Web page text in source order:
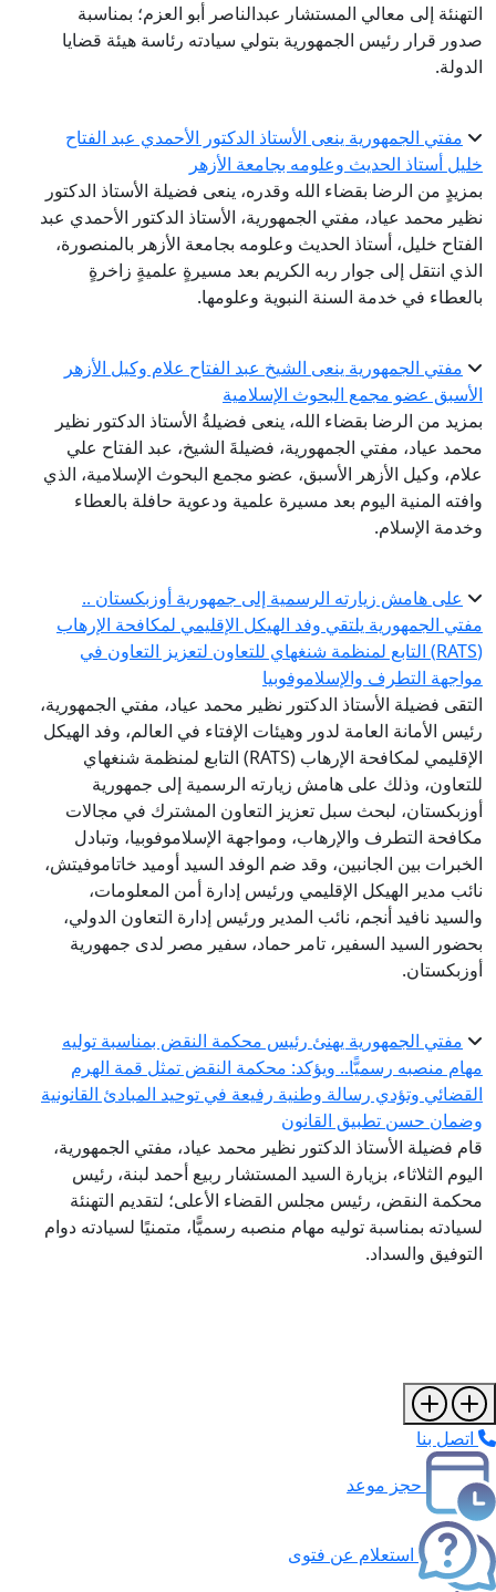
إلى معالي المستشار عبدالناصر أبو العزم؛ بمناسبة
قرار رئيس الجمهورية بتولي سيادته رئاسة هيئة قضايا
مفتي الجمهورية ينعى الأستاذ الدكتور الأحمدي عبد الفتاح
أستاذ الحديث وعلومه بجامعة الأزهر
من الرضا بقضاء الله وقدره، ينعى فضيلة الأستاذ الدكتور
محمد عياد، مفتي الجمهورية، الأستاذ الدكتور الأحمدي عبد
خليل، أستاذ الحديث وعلومه بجامعة الأزهر بالمنصورة،
انتقل إلى جوار ربه الكريم بعد مسيرةٍ علميةٍ زاخرةٍ
في خدمة السنة النبوية وعلومها.
مفتي الجمهورية ينعى الشيخ عبد الفتاح علام وكيل الأزهر
عضو مجمع البحوث الإسلامية
من الرضا بقضاء الله، ينعى فضيلةُ الأستاذ الدكتور نظير
عياد، مفتي الجمهورية، فضيلةَ الشيخ، عبد الفتاح علي
وكيل الأزهر الأسبق، عضو مجمع البحوث الإسلامية، الذي
المنية اليوم بعد مسيرة علمية ودعوية حافلة بالعطاء
الإسلام.
على هامش زيارته الرسمية إلى جمهورية أوزبكستان ..
الجمهورية يلتقي وفد الهيكل الإقليمي لمكافحة الإرهاب
(RATS) التابع لمنظمة شنغهاي للتعاون لتعزيز التعاون في
التطرف والإسلاموفوبيا
فضيلة الأستاذ الدكتور نظير محمد عياد، مفتي الجمهورية،
الأمانة العامة لدور وهيئات الإفتاء في العالم، وفد الهيكل
الإقليمي لمكافحة الإرهاب (RATS) التابع لمنظمة شنغهاي
وذلك على هامش زيارته الرسمية إلى جمهورية
لبحث سبل تعزيز التعاون المشترك في مجالات
التطرف والإرهاب، ومواجهة الإسلاموفوبيا، وتبادل
بين الجانبين، وقد ضم الوفد السيد أوميد خاتاموفيتش،
مدير الهيكل الإقليمي ورئيس إدارة أمن المعلومات،
نافيد أنجم، نائب المدير ورئيس إدارة التعاون الدولي،
السيد السفير، تامر حماد، سفير مصر لدى جمهورية
مفتي الجمهورية يهنئ رئيس محكمة النقض بمناسبة توليه
منصبه رسميًّا.. ويؤكد: محكمة النقض تمثل قمة الهرم
وتؤدي رسالة وطنية رفيعة في توحيد المبادئ القانونية
حسن تطبيق القانون
فضيلة الأستاذ الدكتور نظير محمد عياد، مفتي الجمهورية،
الثلاثاء، بزيارة السيد المستشار ربيع أحمد لبنة، رئيس
النقض، رئيس مجلس القضاء الأعلى؛ لتقديم التهنئة
بمناسبة توليه مهام منصبه رسميًّا، متمنيًا لسيادته دوام
والسداد.
اتصل بنا
حجز موعد
استعلام عن فتوى